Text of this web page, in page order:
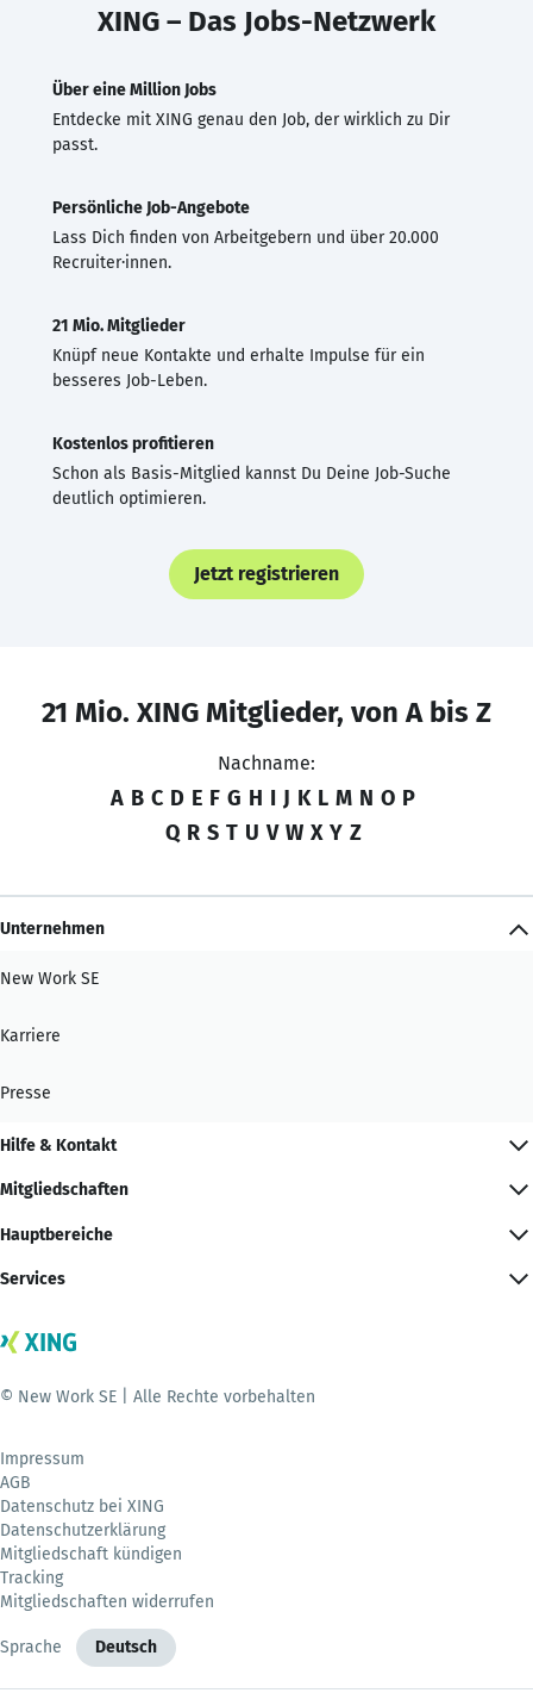
XING – Das Jobs-Netzwerk
Über eine Million Jobs
Entdecke mit XING genau den Job, der wirklich zu Dir
passt.
Persönliche Job-Angebote
Lass Dich finden von Arbeitgebern und über 20.000
Recruiter·innen.
21 Mio. Mitglieder
Knüpf neue Kontakte und erhalte Impulse für ein
besseres Job-Leben.
Kostenlos profitieren
Schon als Basis-Mitglied kannst Du Deine Job-Suche
deutlich optimieren.
Jetzt registrieren
21 Mio. XING Mitglieder, von A bis Z
Nachname:
A B C D E F G H I J K L M N O P
Q R S T U V W X Y Z
Unternehmen
New Work SE
Karriere
Presse
Hilfe & Kontakt
Mitgliedschaften
Hauptbereiche
Services
© New Work SE | Alle Rechte vorbehalten
Impressum
AGB
Datenschutz bei XING
Datenschutzerklärung
Mitgliedschaft kündigen
Tracking
Mitgliedschaften widerrufen
Sprache Deutsch